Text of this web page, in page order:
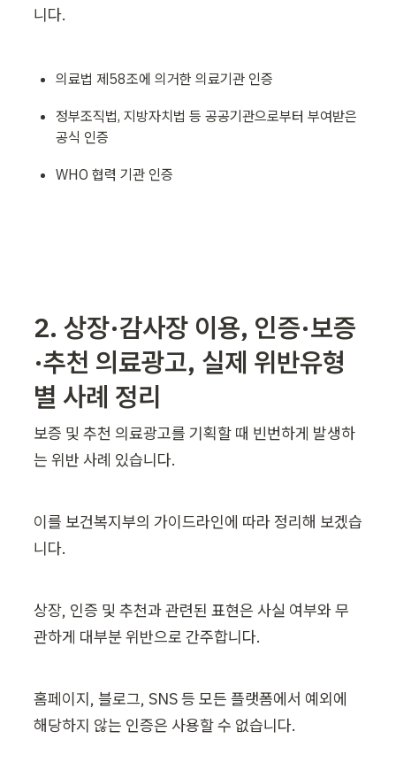
니다.
의료법 제58조에 의거한 의료기관 인증
정부조직법, 지방자치법 등 공공기관으로부터 부여받은
공식 인증
WHO 협력 기관 인증
2. 상장·감사장 이용, 인증·보증
·추천 의료광고, 실제 위반유형
별 사례 정리
보증 및 추천 의료광고를 기획할 때 빈번하게 발생하
는 위반 사례 있습니다.
이를 보건복지부의 가이드라인에 따라 정리해 보겠습
니다.
상장, 인증 및 추천과 관련된 표현은 사실 여부와 무
관하게 대부분 위반으로 간주합니다.
홈페이지, 블로그, SNS 등 모든 플랫폼에서 예외에
해당하지 않는 인증은 사용할 수 없습니다.